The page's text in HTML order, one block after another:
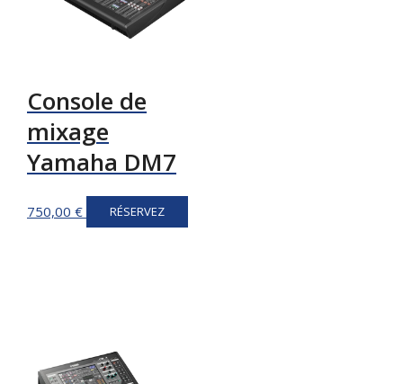
Console de
mixage
Yamaha DM7
750,00 € RÉSERVEZ